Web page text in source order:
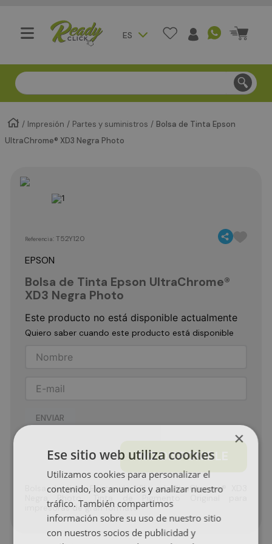
ES
Compra segura - Entregas en Bogotá en menos de 3
Impresión Partes y suministros
Bolsa de Tinta Epson
UltraChrome® XD3 Negra Photo
Referencia:T52Y120
EPSON
Bolsa de Tinta Epson UltraChrome®
XD3 Negra Photo
Este producto no está disponible actualmente
Quiero saber cuando este producto está disponible
ENVIAR
NO DISPONIBLE
Bolsa de tinta Epson de 1.6Lt ml UltraChrome® XD3
Negra Photo. Tinta de Pigmento Original para
impresoras de gran formato
×
Ese sitio web utiliza cookies
Utilizamos cookies para personalizar el
contenido, los anuncios y analizar nuestro
tráfico. También compartimos
información sobre su uso de nuestro sitio
con nuestros socios de publicidad y